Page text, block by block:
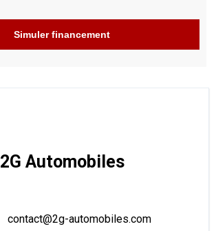
Simuler financement
2G Automobiles
contact@2g-automobiles.com